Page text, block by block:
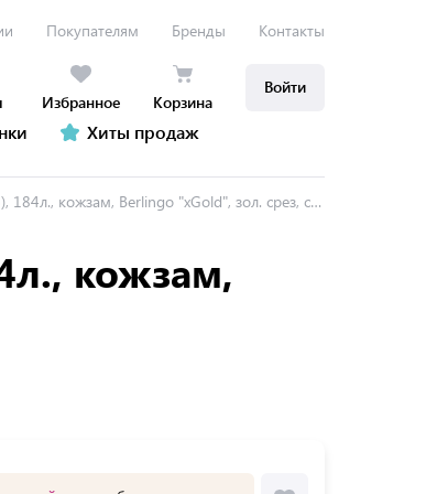
Покупателям Бренды Контакты
Избранное Корзина
Войти
Хиты продаж
кожзам, Berlingo "xGold", зол. срез, синий
кожзам,